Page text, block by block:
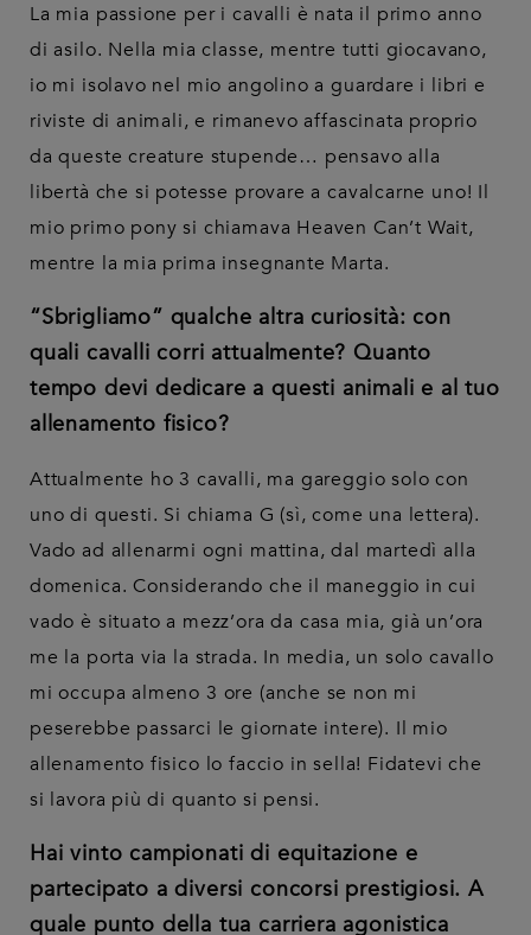
La mia passione per i cavalli è nata il primo anno
di asilo. Nella mia classe, mentre tutti giocavano,
io mi isolavo nel mio angolino a guardare i libri e
riviste di animali, e rimanevo affascinata proprio
da queste creature stupende… pensavo alla
libertà che si potesse provare a cavalcarne uno! Il
mio primo pony si chiamava Heaven Can’t Wait,
mentre la mia prima insegnante Marta.
“Sbrigliamo” qualche altra curiosità: con
quali cavalli corri attualmente? Quanto
tempo devi dedicare a questi animali e al tuo
allenamento fisico?
Attualmente ho 3 cavalli, ma gareggio solo con
uno di questi. Si chiama G (sì, come una lettera).
Vado ad allenarmi ogni mattina, dal martedì alla
domenica. Considerando che il maneggio in cui
vado è situato a mezz’ora da casa mia, già un’ora
me la porta via la strada. In media, un solo cavallo
mi occupa almeno 3 ore (anche se non mi
peserebbe passarci le giornate intere). Il mio
allenamento fisico lo faccio in sella! Fidatevi che
si lavora più di quanto si pensi.
Hai vinto campionati di equitazione e
partecipato a diversi concorsi prestigiosi. A
quale punto della tua carriera agonistica